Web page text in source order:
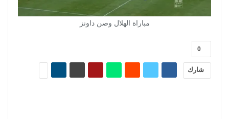
مباراة الهلال وصن داونز
0
شارك